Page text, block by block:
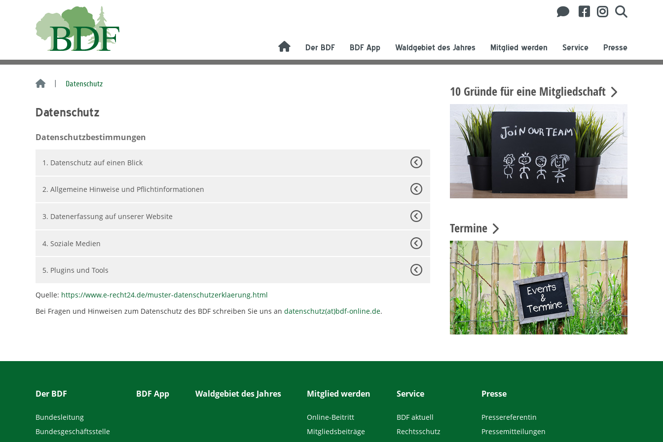
Der BDF BDF App Waldgebiet des Jahres Mitglied werden Service Presse
Datenschutz
Datenschutz
Datenschutzbestimmungen
1. Datenschutz auf einen Blick
2. Allgemeine Hinweise und Pflichtinformationen
3. Datenerfassung auf unserer Website
4. Soziale Medien
5. Plugins und Tools
Quelle: https://www.e-recht24.de/muster-datenschutzerklaerung.html
Bei Fragen und Hinweisen zum Datenschutz des BDF schreiben Sie uns an datenschutz(at)bdf-online.de.
10 Gründe für eine Mitgliedschaft
Termine
Der BDF
Bundesleitung
Bundesgeschäftsstelle
BDF App Waldgebiet des Jahres Mitglied werden
Online-Beitritt
Mitgliedsbeiträge
Service
BDF aktuell
Rechtsschutz
Presse
Pressereferentin
Pressemitteilungen